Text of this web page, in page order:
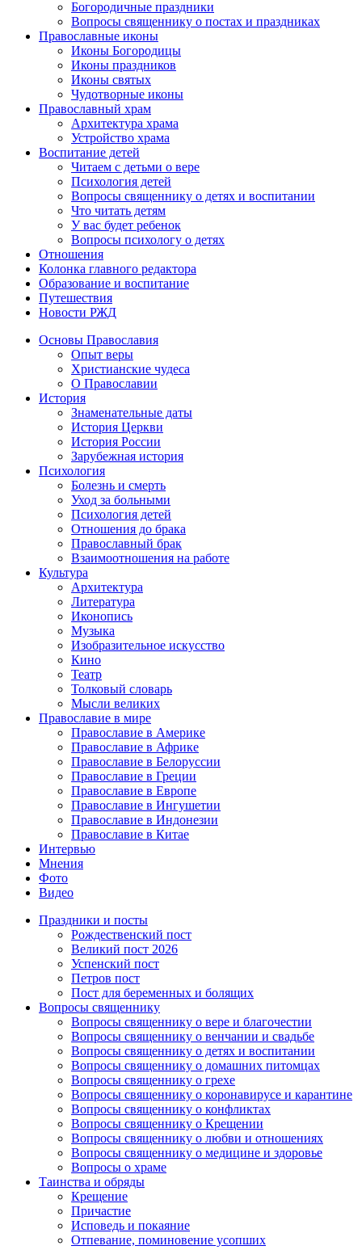
Богородичные праздники
Вопросы священнику о постах и праздниках
Православные иконы
Иконы Богородицы
Иконы праздников
Иконы святых
Чудотворные иконы
Православный храм
Архитектура храма
Устройство храма
Воспитание детей
Читаем с детьми о вере
Психология детей
Вопросы священнику о детях и воспитании
Что читать детям
У вас будет ребенок
Вопросы психологу о детях
Отношения
Колонка главного редактора
Образование и воспитание
Путешествия
Новости РЖД
Основы Православия
Опыт веры
Христианские чудеса
О Православии
История
Знаменательные даты
История Церкви
История России
Зарубежная история
Психология
Болезнь и смерть
Уход за больными
Психология детей
Отношения до брака
Православный брак
Взаимоотношения на работе
Культура
Архитектура
Литература
Иконопись
Музыка
Изобразительное искусство
Кино
Театр
Толковый словарь
Мысли великих
Православие в мире
Православие в Америке
Православие в Африке
Православие в Белоруссии
Православие в Греции
Православие в Европе
Православие в Ингушетии
Православие в Индонезии
Православие в Китае
Интервью
Мнения
Фото
Видео
Праздники и посты
Рождественский пост
Великий пост 2026
Успенский пост
Петров пост
Пост для беременных и болящих
Вопросы священнику
Вопросы священнику о вере и благочестии
Вопросы священнику о венчании и свадьбе
Вопросы священнику о детях и воспитании
Вопросы священнику о домашних питомцах
Вопросы священнику о грехе
Вопросы священнику о коронавирусе и карантине
Вопросы священнику о конфликтах
Вопросы священнику о Крещении
Вопросы священнику о любви и отношениях
Вопросы священнику о медицине и здоровье
Вопросы о храме
Таинства и обряды
Крещение
Причастие
Исповедь и покаяние
Отпевание, поминовение усопших